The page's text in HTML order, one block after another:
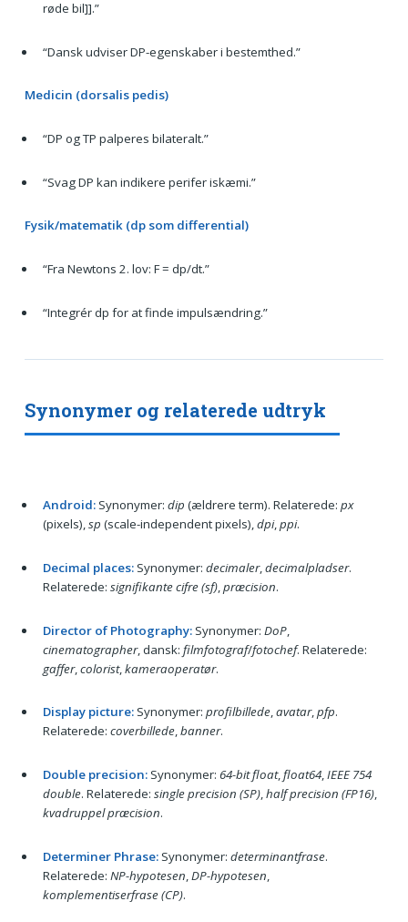
røde bil]].”
“Dansk udviser DP-egenskaber i bestemthed.”
Medicin (dorsalis pedis)
“DP og TP palperes bilateralt.”
“Svag DP kan indikere perifer iskæmi.”
Fysik/matematik (dp som differential)
“Fra Newtons 2. lov: F = dp/dt.”
“Integrér dp for at finde impulsændring.”
Synonymer og relaterede udtryk
Android:Synonymer: dip (ældrere term). Relaterede: px
(pixels),sp (scale-independent pixels),dpi,ppi.
Decimal places:Synonymer: decimaler,decimalpladser.
Relaterede: signifikante cifre (sf),præcision.
Director of Photography:Synonymer: DoP,
cinematographer, dansk: filmfotograf/fotochef. Relaterede:
gaffer, colorist, kameraoperatør.
Display picture:Synonymer: profilbillede,avatar,pfp.
Relaterede: coverbillede,banner.
Double precision:Synonymer: 64-bit float,float64,IEEE 754
double. Relaterede: single precision (SP),half precision (FP16),
kvadruppel præcision.
Determiner Phrase:Synonymer: determinantfrase.
Relaterede: NP-hypotesen DP-hypotesen
komplementiserfrase (CP).